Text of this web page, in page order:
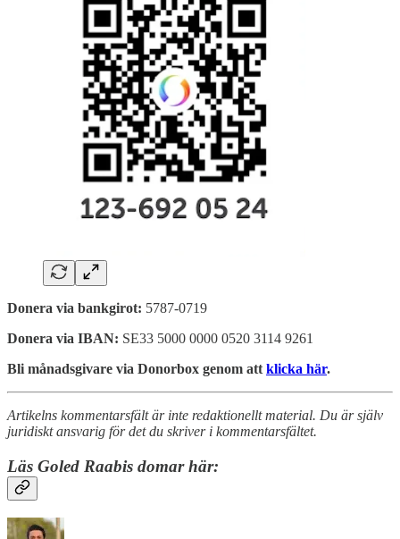
Donera via bankgirot: 5787-0719
Donera via IBAN: SE33 5000 0000 0520 3114 9261
Bli månadsgivare via Donorbox genom att klicka här.
Artikelns kommentarsfält är inte redaktionellt material. Du är själv
juridiskt ansvarig för det du skriver i kommentarsfältet.
Läs Goled Raabis domar här: